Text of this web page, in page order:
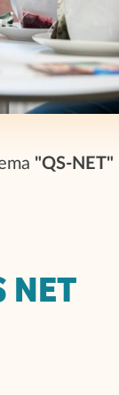
"QS-NET"
NET